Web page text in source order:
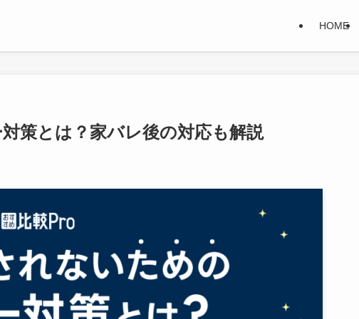
HOME
策とは？家バレ後の対応も解説